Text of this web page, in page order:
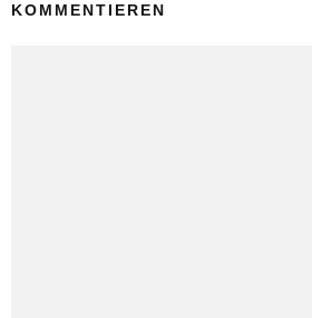
KOMMENTIEREN